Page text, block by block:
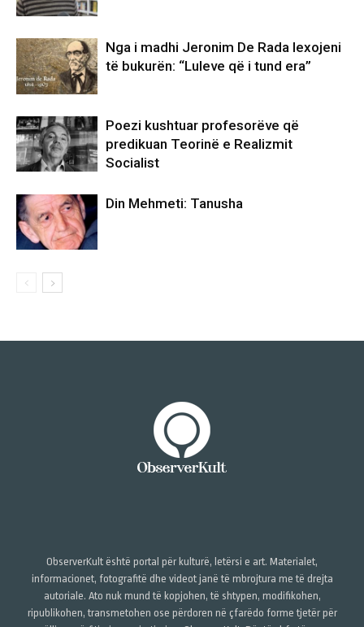
Nga i madhi Jeronim De Rada lexojeni
të bukurën: “Luleve që i tund era”
Poezi kushtuar profesorëve që
predikuan Teorinë e Realizmit
Socialist
Din Mehmeti: Tanusha
ObserverKult është portal për kulturë, letërsi e art. Materialet,
informacionet, fotografitë dhe videot janë të mbrojtura me të drejta
autoriale. Ato nuk mund të kopjohen, të shtypen, modifikohen,
ripublikohen, transmetohen ose përdoren në çfarëdo forme tjetër për